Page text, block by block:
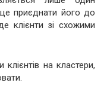
приєднати його до
клієнти зі схожими
на кластери,